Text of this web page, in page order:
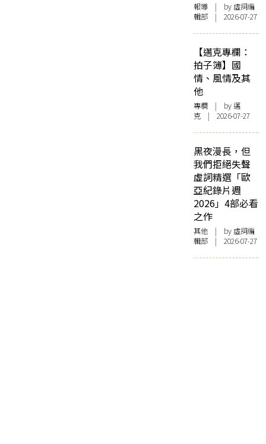
報導 | by 虛詞編
輯部 | 2026-07-27
【邁克專欄：
拍子簿】國
情、風情及其
他
專欄 | by邁
克 | 2026-07-27
黑夜漫長，但
我們拒絕失聲
虛詞精選「歐
亞紀錄片週
2026」4部必看
之作
其他 | by 虛詞編
輯部 | 2026-07-27